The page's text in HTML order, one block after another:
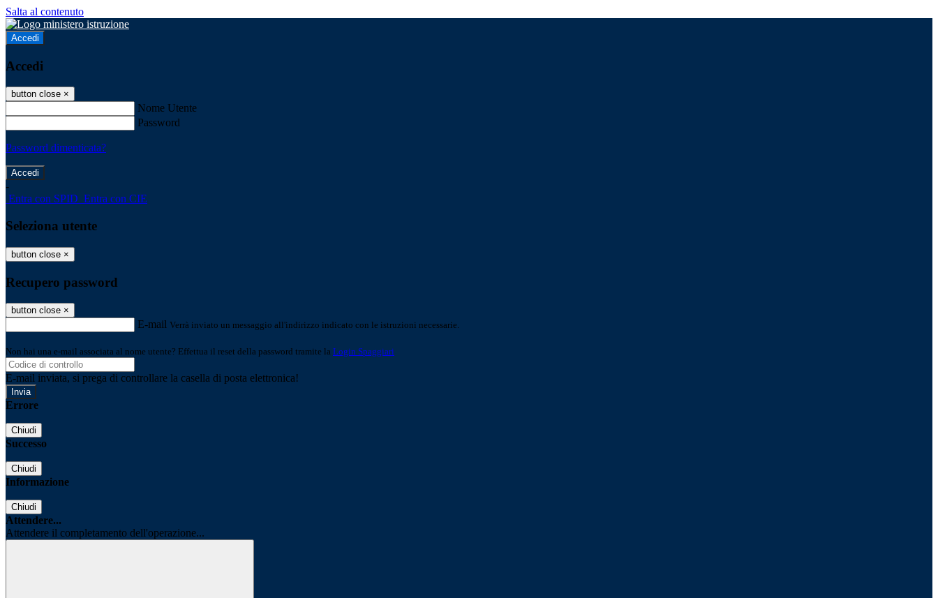
Salta al contenuto
Accedi
Accedi
button close ×
Nome Utente
Password
Password dimenticata?
-
Entra con SPID Entra con CIE
Seleziona utente
button close ×
Recupero password
button close ×
E-mail Verrà inviato un messaggio all'indirizzo indicato con le istruzioni necessarie.
Non hai una e-mail associata al nome utente? Effettua il reset della password tramite la Login Spaggiari
E-mail inviata, si prega di controllare la casella di posta elettronica!
Errore
Chiudi
Successo
Chiudi
Informazione
Chiudi
Attendere...
Attendere il completamento dell'operazione...